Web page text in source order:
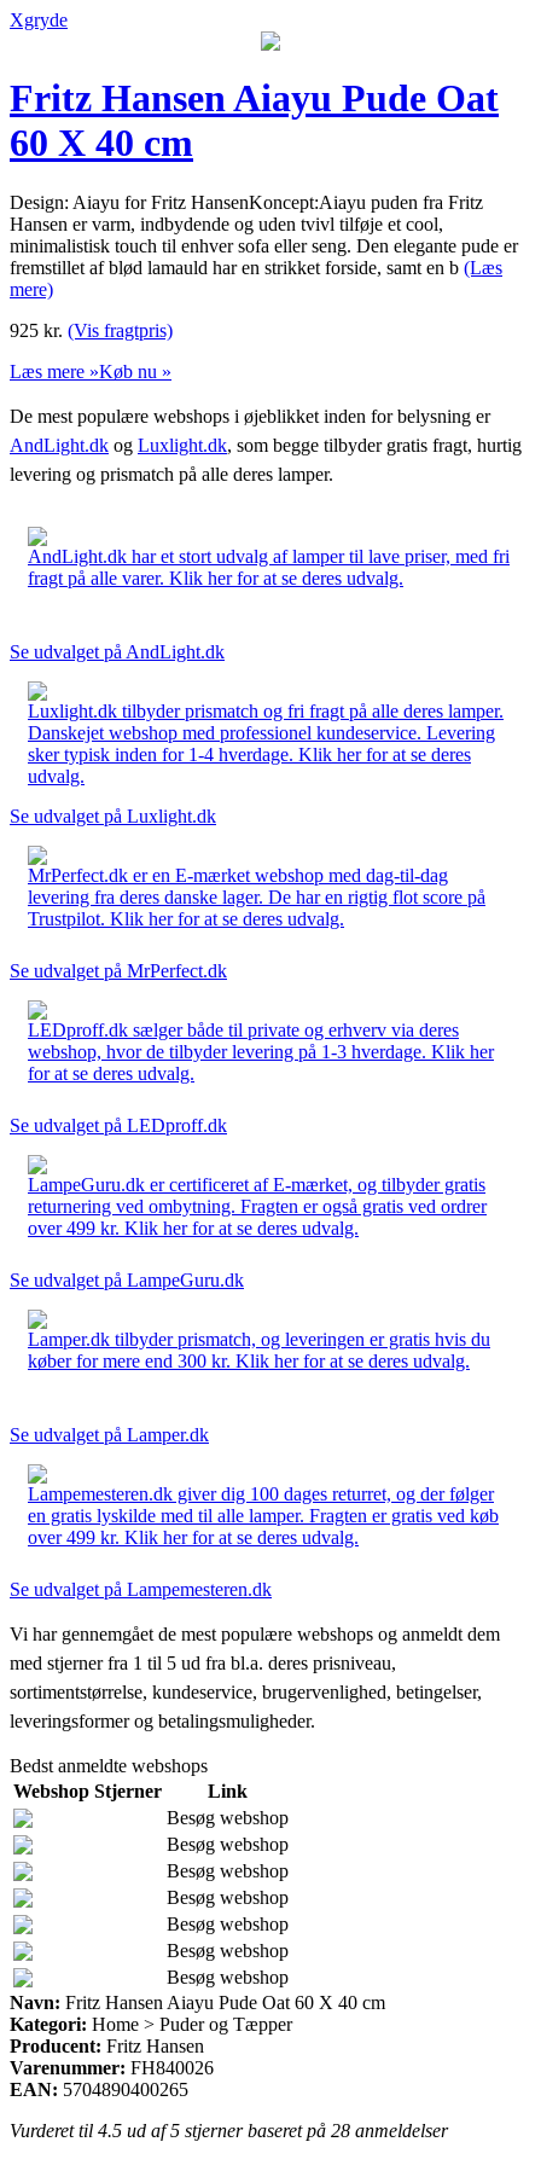
Xgryde
Fritz Hansen Aiayu Pude Oat
60 X 40 cm
Design: Aiayu for Fritz HansenKoncept:Aiayu puden fra Fritz
Hansen er varm, indbydende og uden tvivl tilføje et cool,
minimalistisk touch til enhver sofa eller seng. Den elegante pude er
fremstillet af blød lamauld har en strikket forside, samt en b (Læs
mere)
925 kr. (Vis fragtpris)
Læs mere »Køb nu »
De mest populære webshops i øjeblikket inden for belysning er
AndLight.dk og Luxlight.dk, som begge tilbyder gratis fragt, hurtig
levering og prismatch på alle deres lamper.
AndLight.dk har et stort udvalg af lamper til lave priser, med fri
fragt på alle varer. Klik her for at se deres udvalg.
Se udvalget på AndLight.dk
Luxlight.dk tilbyder prismatch og fri fragt på alle deres lamper.
Danskejet webshop med professionel kundeservice. Levering
sker typisk inden for 1-4 hverdage. Klik her for at se deres
udvalg.
Se udvalget på Luxlight.dk
MrPerfect.dk er en E-mærket webshop med dag-til-dag
levering fra deres danske lager. De har en rigtig flot score på
Trustpilot. Klik her for at se deres udvalg.
Se udvalget på MrPerfect.dk
LEDproff.dk sælger både til private og erhverv via deres
webshop, hvor de tilbyder levering på 1-3 hverdage. Klik her
for at se deres udvalg.
Se udvalget på LEDproff.dk
LampeGuru.dk er certificeret af E-mærket, og tilbyder gratis
returnering ved ombytning. Fragten er også gratis ved ordrer
over 499 kr. Klik her for at se deres udvalg.
Se udvalget på LampeGuru.dk
Lamper.dk tilbyder prismatch, og leveringen er gratis hvis du
køber for mere end 300 kr. Klik her for at se deres udvalg.
Se udvalget på Lamper.dk
Lampemesteren.dk giver dig 100 dages returret, og der følger
en gratis lyskilde med til alle lamper. Fragten er gratis ved køb
over 499 kr. Klik her for at se deres udvalg.
Se udvalget på Lampemesteren.dk
Vi har gennemgået de mest populære webshops og anmeldt dem
med stjerner fra 1 til 5 ud fra bl.a. deres prisniveau,
sortimentstørrelse, kundeservice, brugervenlighed, betingelser,
leveringsformer og betalingsmuligheder.
Bedst anmeldte webshops
Webshop Stjerner
Link
Besøg webshop
Besøg webshop
Besøg webshop
Besøg webshop
Besøg webshop
Besøg webshop
Besøg webshop
Navn: Fritz Hansen Aiayu Pude Oat 60 X 40 cm
Kategori: Home > Puder og Tæpper
Producent: Fritz Hansen
Varenummer: FH840026
EAN: 5704890400265
Vurderet til 4.5 ud af 5 stjerner baseret på 28 anmeldelser